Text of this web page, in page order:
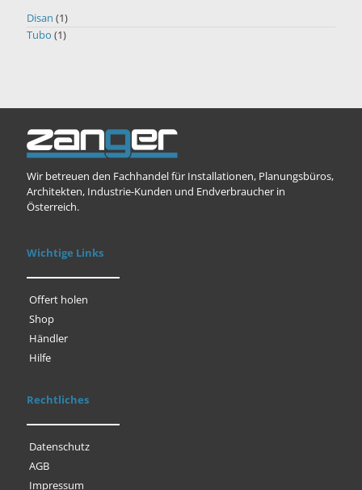
Disan (1)
Tubo (1)
Wir betreuen den Fachhandel für Installationen, Planungsbüros,
Architekten, Industrie-Kunden und Endverbraucher in
Österreich.
Wichtige Links
Offert holen
Shop
Händler
Hilfe
Rechtliches
Datenschutz
AGB
Impressum